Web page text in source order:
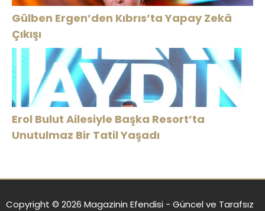
Gülben Ergen’den Kıbrıs’ta Yapay Zekâ
Çıkışı
Erol Bulut Ailesiyle Başka Resort’ta
Unutulmaz Bir Tatil Yaşadı
Copyright © 2026 Magazinin Efendisi - Güncel ve Tarafsız